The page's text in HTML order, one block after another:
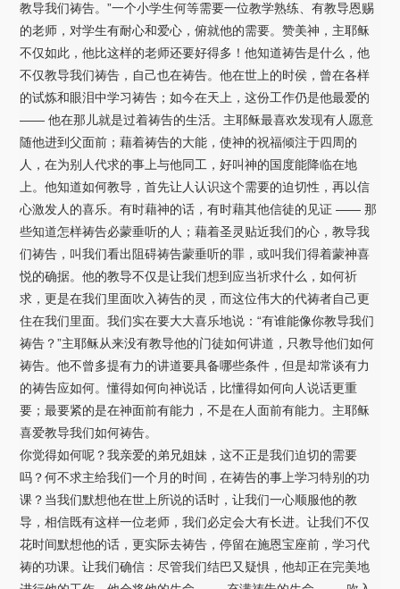
教导我们祷告。”一个小学生何等需要一位教学熟练、有教导恩赐
的老师，对学生有耐心和爱心，俯就他的需要。赞美神，主耶稣
不仅如此，他比这样的老师还要好得多！他知道祷告是什么，他
不仅教导我们祷告，自己也在祷告。他在世上的时侯，曾在各样
的试炼和眼泪中学习祷告；如今在天上，这份工作仍是他最爱的
—— 他在那儿就是过着祷告的生活。主耶稣最喜欢发现有人愿意
随他进到父面前；藉着祷告的大能，使神的祝福倾注于四周的
人，在为别人代求的事上与他同工，好叫神的国度能降临在地
上。他知道如何教导，首先让人认识这个需要的迫切性，再以信
心激发人的喜乐。有时藉神的话，有时藉其他信徒的见证 —— 那
些知道怎样祷告必蒙垂听的人；藉着圣灵贴近我们的心，教导我
们祷告，叫我们看出阻碍祷告蒙垂听的罪，或叫我们得着蒙神喜
悦的确据。他的教导不仅是让我们想到应当祈求什么，如何祈
求，更是在我们里面吹入祷告的灵，而这位伟大的代祷者自己更
住在我们里面。我们实在要大大喜乐地说：“有谁能像你教导我们
祷告？”主耶稣从来没有教导他的门徒如何讲道，只教导他们如何
祷告。他不曾多提有力的讲道要具备哪些条件，但是却常谈有力
的祷告应如何。懂得如何向神说话，比懂得如何向人说话更重
要；最要紧的是在神面前有能力，不是在人面前有能力。主耶稣
喜爱教导我们如何祷告。
你觉得如何呢？我亲爱的弟兄姐妹，这不正是我们迫切的需要
吗？何不求主给我们一个月的时间，在祷告的事上学习特别的功
课？当我们默想他在世上所说的话时，让我们一心顺服他的教
导，相信既有这样一位老师，我们必定会大有长进。让我们不仅
花时间默想他的话，更实际去祷告，停留在施恩宝座前，学习代
祷的功课。让我们确信：尽管我们结巴又疑惧，他却正在完美地